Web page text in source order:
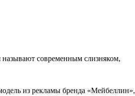
современным слизняком,
из рекламы бренда «Мейбеллин»,